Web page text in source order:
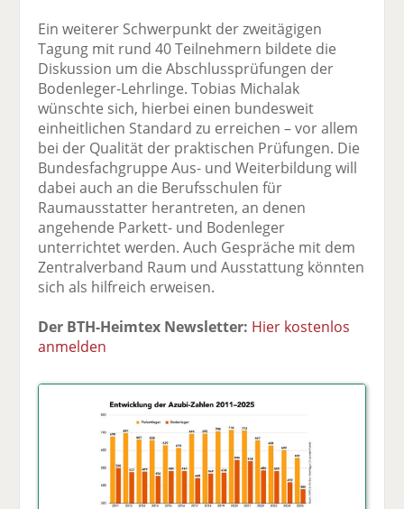
Ein weiterer Schwerpunkt der zweitägigen
Tagung mit rund 40 Teilnehmern bildete die
Diskussion um die Abschlussprüfungen der
Bodenleger-Lehrlinge. Tobias Michalak
wünschte sich, hierbei einen bundesweit
einheitlichen Standard zu erreichen – vor allem
bei der Qualität der praktischen Prüfungen. Die
Bundesfachgruppe Aus- und Weiterbildung will
dabei auch an die Berufsschulen für
Raumausstatter herantreten, an denen
angehende Parkett- und Bodenleger
unterrichtet werden. Auch Gespräche mit dem
Zentralverband Raum und Ausstattung könnten
sich als hilfreich erweisen.
Der BTH-Heimtex Newsletter: Hier kostenlos
anmelden